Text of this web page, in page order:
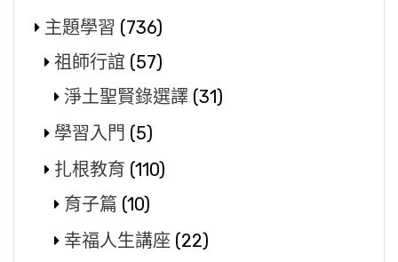
主題學習 (736)
祖師行誼 (57)
淨土聖賢錄選譯 (31)
學習入門 (5)
扎根教育 (110)
育子篇 (10)
幸福人生講座 (22)